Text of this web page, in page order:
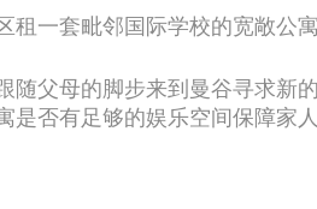
租一套毗邻国际学校的宽敞公
随父母的脚步来到曼谷寻求新
是否有足够的娱乐空间保障家